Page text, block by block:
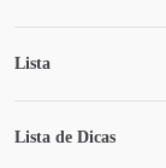
Lista
Lista de Dicas